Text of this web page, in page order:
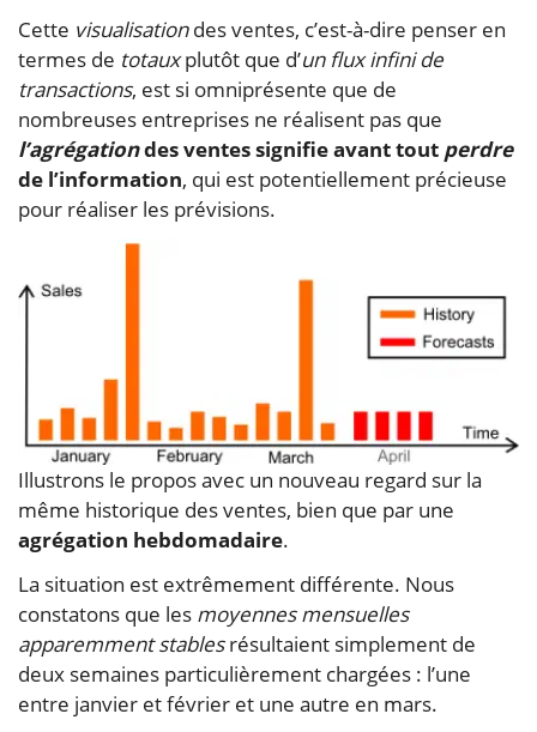
Cette visualisationdes ventes, c’est-à-dire penser en
termes de totauxplutôt que d’un flux infini de
transactions, est si omniprésente que de
nombreuses entreprises ne réalisent pas que
l’agrégationdes ventes signifie avant tout perdre
de l’information, qui est potentiellement précieuse
pour réaliser les prévisions.
Illustrons le propos avec un nouveau regard sur la
même historique des ventes, bien que par une
agrégation hebdomadaire.
La situation est extrêmement différente. Nous
constatons que les moyennes mensuelles
apparemment stablesrésultaient simplement de
deux semaines particulièrement chargées : l’une
entre janvier et février et une autre en mars.